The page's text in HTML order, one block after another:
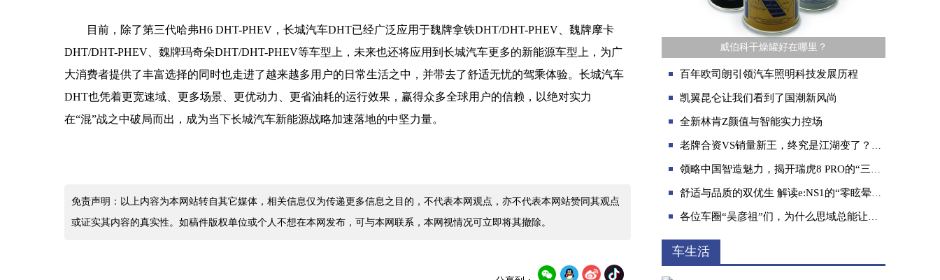
目前，除了第三代哈弗H6 DHT-PHEV，长城汽车DHT已经广泛应用于魏牌拿铁DHT/DHT-PHEV、魏牌摩卡
DHT/DHT-PHEV、魏牌玛奇朵DHT/DHT-PHEV等车型上，未来也还将应用到长城汽车更多的新能源车型上，为广
大消费者提供了丰富选择的同时也走进了越来越多用户的日常生活之中，并带去了舒适无忧的驾乘体验。长城汽车
DHT也凭着更宽速域、更多场景、更优动力、更省油耗的运行效果，赢得众多全球用户的信赖，以绝对实力
在“混”战之中破局而出，成为当下长城汽车新能源战略加速落地的中坚力量。
免责声明：以上内容为本网站转自其它媒体，相关信息仅为传递更多信息之目的，不代表本网观点，亦不代表本网站赞同其观点
或证实其内容的真实性。如稿件版权单位或个人不想在本网发布，可与本网联系，本网视情况可立即将其撤除。
威伯科干燥罐好在哪里？
百年欧司朗引领汽车照明科技发展历程
凯翼昆仑让我们看到了国潮新风尚
全新林肯Z颜值与智能实力控场
老牌合资VS销量新王，终究是江湖变了？入了领克06秒变墙头……
领略中国智造魅力，揭开瑞虎8 PRO的“三体”科技密码
舒适与品质的双优生 解读e:NS1的“零眩晕”密码
各位车圈“吴彦祖”们，为什么思域总能让你我为之上瘾？
车生活